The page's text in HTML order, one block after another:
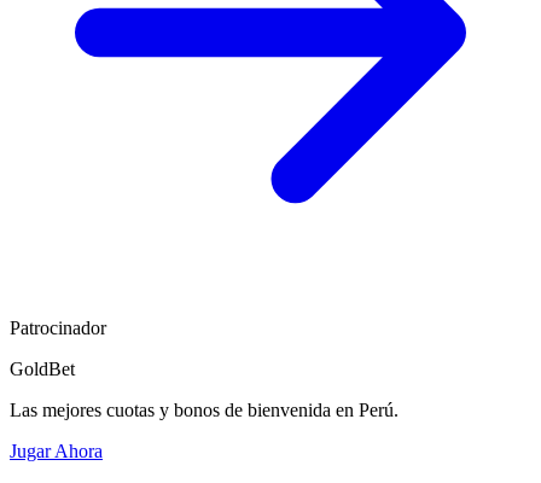
Patrocinador
GoldBet
Las mejores cuotas y bonos de bienvenida en Perú.
Jugar Ahora